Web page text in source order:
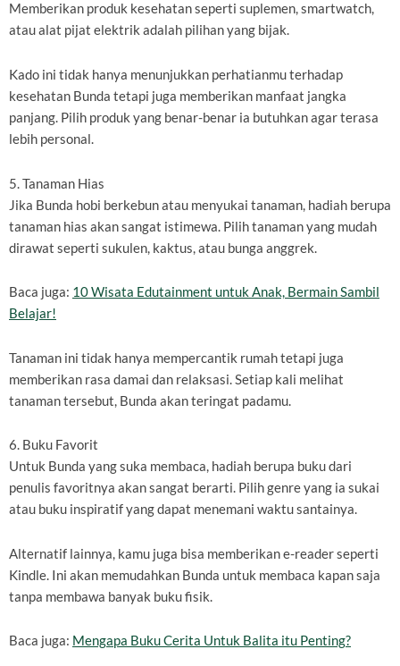
Memberikan produk kesehatan seperti suplemen, smartwatch,
atau alat pijat elektrik adalah pilihan yang bijak.
Kado ini tidak hanya menunjukkan perhatianmu terhadap
kesehatan Bunda tetapi juga memberikan manfaat jangka
panjang. Pilih produk yang benar-benar ia butuhkan agar terasa
lebih personal.
5. Tanaman Hias
Jika Bunda hobi berkebun atau menyukai tanaman, hadiah berupa
tanaman hias akan sangat istimewa. Pilih tanaman yang mudah
dirawat seperti sukulen, kaktus, atau bunga anggrek.
Baca juga: 10 Wisata Edutainment untuk Anak, Bermain Sambil
Belajar!
Tanaman ini tidak hanya mempercantik rumah tetapi juga
memberikan rasa damai dan relaksasi. Setiap kali melihat
tanaman tersebut, Bunda akan teringat padamu.
6. Buku Favorit
Untuk Bunda yang suka membaca, hadiah berupa buku dari
penulis favoritnya akan sangat berarti. Pilih genre yang ia sukai
atau buku inspiratif yang dapat menemani waktu santainya.
Alternatif lainnya, kamu juga bisa memberikan e-reader seperti
Kindle. Ini akan memudahkan Bunda untuk membaca kapan saja
tanpa membawa banyak buku fisik.
Baca juga: Mengapa Buku Cerita Untuk Balita itu Penting?